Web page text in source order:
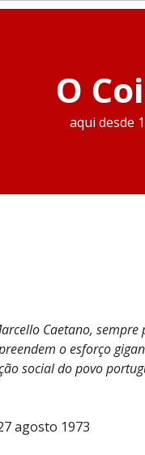
O
aqui desde
Caetano, sempre
o esforço
social do povo
agosto 1973